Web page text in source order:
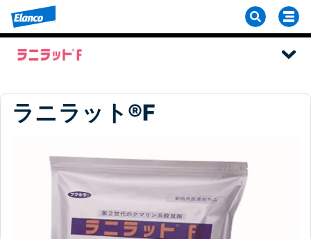
ラニラット®F